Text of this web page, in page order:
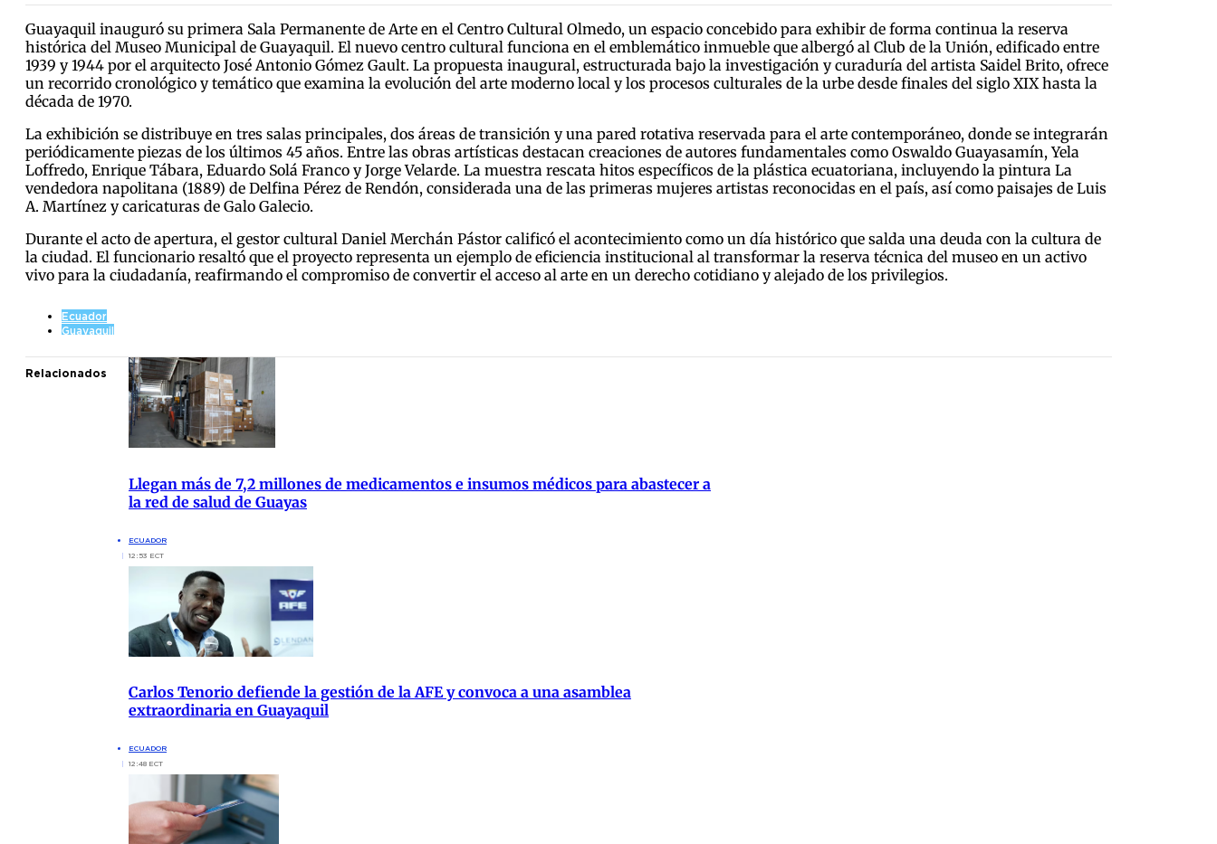
Guayaquil inauguró su primera Sala Permanente de Arte en el Centro Cultural Olmedo, un espacio concebido para exhibir de forma continua la reserva
histórica del Museo Municipal de Guayaquil. El nuevo centro cultural funciona en el emblemático inmueble que albergó al Club de la Unión, edificado entre
1939 y 1944 por el arquitecto José Antonio Gómez Gault. La propuesta inaugural, estructurada bajo la investigación y curaduría del artista Saidel Brito, ofrece
un recorrido cronológico y temático que examina la evolución del arte moderno local y los procesos culturales de la urbe desde finales del siglo XIX hasta la
década de 1970.
La exhibición se distribuye en tres salas principales, dos áreas de transición y una pared rotativa reservada para el arte contemporáneo, donde se integrarán
periódicamente piezas de los últimos 45 años. Entre las obras artísticas destacan creaciones de autores fundamentales como Oswaldo Guayasamín, Yela
Loffredo, Enrique Tábara, Eduardo Solá Franco y Jorge Velarde. La muestra rescata hitos específicos de la plástica ecuatoriana, incluyendo la pintura La
vendedora napolitana (1889) de Delfina Pérez de Rendón, considerada una de las primeras mujeres artistas reconocidas en el país, así como paisajes de Luis
A. Martínez y caricaturas de Galo Galecio.
Durante el acto de apertura, el gestor cultural Daniel Merchán Pástor calificó el acontecimiento como un día histórico que salda una deuda con la cultura de
la ciudad. El funcionario resaltó que el proyecto representa un ejemplo de eficiencia institucional al transformar la reserva técnica del museo en un activo
vivo para la ciudadanía, reafirmando el compromiso de convertir el acceso al arte en un derecho cotidiano y alejado de los privilegios.
Ecuador
Guayaquil
Relacionados
Llegan más de 7,2 millones de medicamentos e insumos médicos para abastecer a
la red de salud de Guayas
ECUADOR
12:53 ECT
Carlos Tenorio defiende la gestión de la AFE y convoca a una asamblea
extraordinaria en Guayaquil
ECUADOR
12:48 ECT